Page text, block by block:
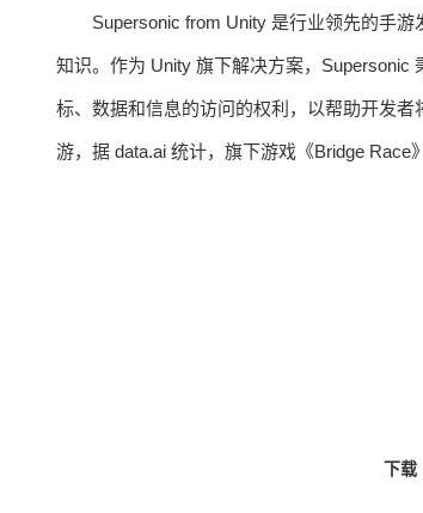
Supersonic from Unity 是行业领先的手
知识。作为 Unity 旗下解决方案，Supersonic
标、数据和信息的访问的权利，以帮助开发
游，据 data.ai 统计，旗下游戏《Bridge Race
下载